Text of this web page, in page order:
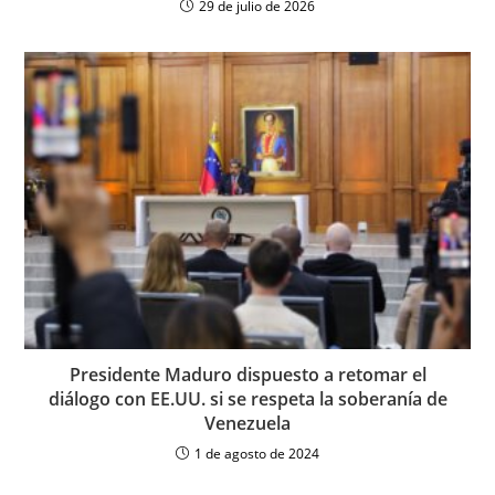
29 de julio de 2026
Presidente Maduro dispuesto a retomar el
diálogo con EE.UU. si se respeta la soberanía de
Venezuela
1 de agosto de 2024